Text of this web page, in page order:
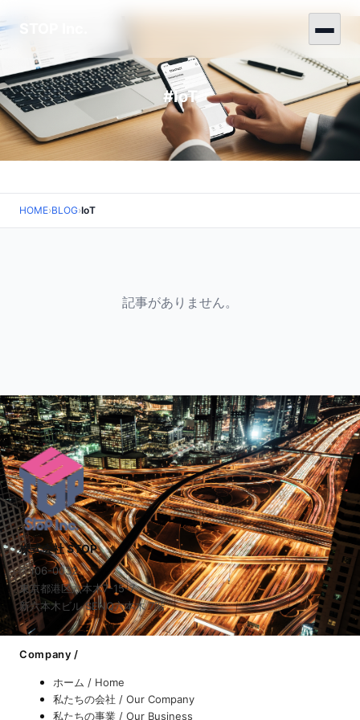
#IoT
HOME›BLOG›IoT
記事がありません。
株式会社 STOP
〒106-0032
東京都港区六本木7-15-7
新六本木ビル SENQ六本木 7階
Company /
ホーム / Home
私たちの会社 / Our Company
私たちの事業 / Our Business